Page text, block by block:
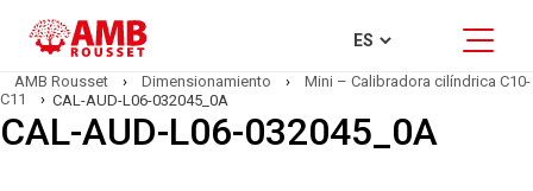
AMB Rousset › Dimensionamiento ›
Mini – Calibradora cilíndrica C10-
C11
› CAL-AUD-L06-032045_0A
CAL-AUD-L06-032045_0A